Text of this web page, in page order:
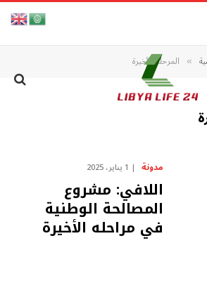
» المرحلة الأخيرة
مدونة 1 يناير، 2025
اللافي: مشروع
المصالحة الوطنية
في مراحله الأخيرة